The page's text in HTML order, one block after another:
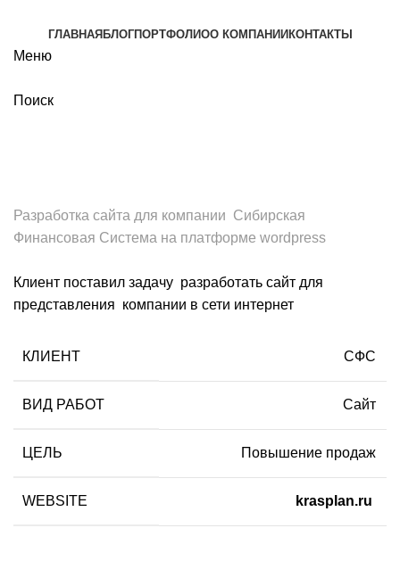
ГЛАВНАЯ БЛОГПОРТФОЛИОО КОМПАНИИ КОНТАКТЫ
Меню
Поиск
Разработка сайта для компании Сибирская
Финансовая Система на платформе wordpress
Клиент поставил задачу разработать сайт для
представления компании в сети интернет
КЛИЕНТ СФС
ВИД РАБОТ Сайт
ЦЕЛЬ Повышение продаж
WEBSITE krasplan.ru